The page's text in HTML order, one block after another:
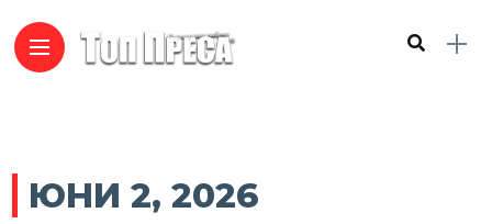
ЮНИ 2, 2026